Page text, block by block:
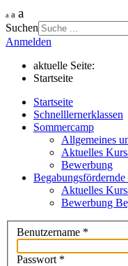
a a a
Suchen
Anmelden
aktuelle Seite:
Startseite
Startseite
Schnelllernerklassen
Sommercamp
Allgemeines
Aktuelles
Bewerbung
Aktuelles
Bewerbung
Benutzername *
Passwort *